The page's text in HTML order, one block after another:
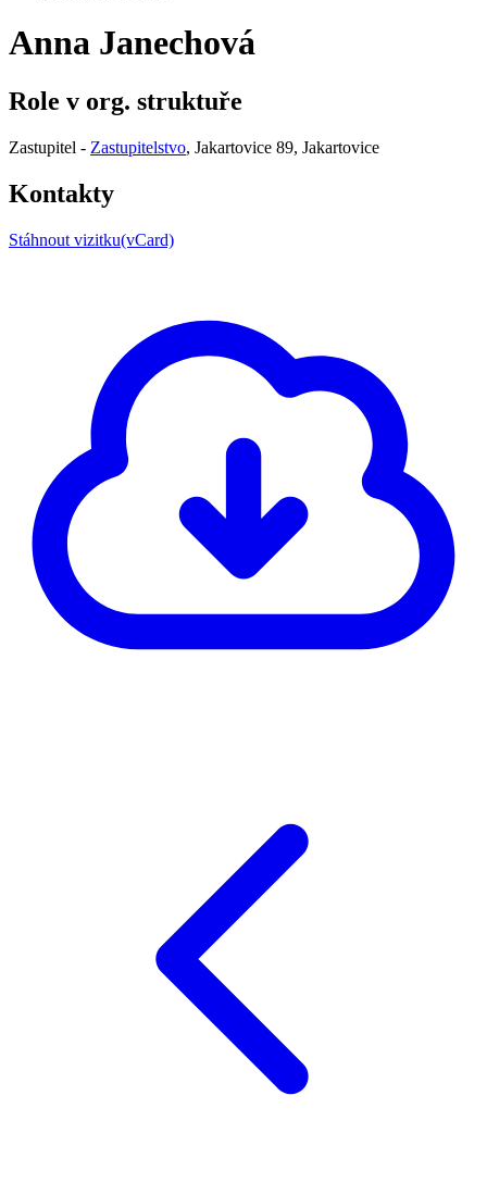
Anna Janechová
Role v org. struktuře
Zastupitel - Zastupitelstvo, Jakartovice 89, Jakartovice
Kontakty
Stáhnout vizitku(vCard)